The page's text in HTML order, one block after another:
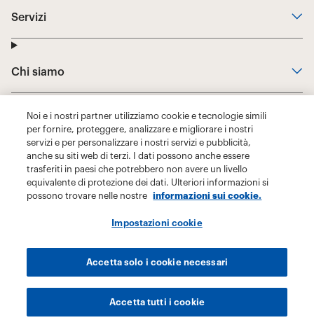
Noi e i nostri partner utilizziamo cookie e tecnologie simili
per fornire, proteggere, analizzare e migliorare i nostri
servizi e per personalizzare i nostri servizi e pubblicità,
anche su siti web di terzi. I dati possono anche essere
trasferiti in paesi che potrebbero non avere un livello
equivalente di protezione dei dati. Ulteriori informazioni si
possono trovare nelle nostre
informazioni sui cookie.
Impostazioni cookie
Accetta solo i cookie necessari
Accetta tutti i cookie